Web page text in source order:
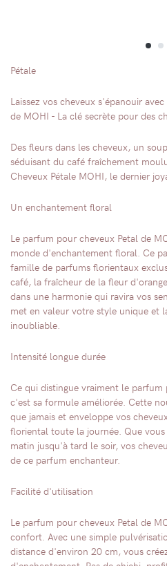
Pétale
Laissez vos cheveux s'épanouir
de MOHI - La clé secrète pour des
Des fleurs dans les cheveux, un
séduisant du café fraîchement
Cheveux Pétale MOHI, le dernier
Un enchantement floral
Le parfum pour cheveux Petal de
monde d'enchantement floral. Ce
famille de parfums florientaux
café, la fraîcheur de la fleur
dans une harmonie qui ravira vos
met en valeur votre style unique et
inoubliable.
Intensité longue durée
Ce qui distingue vraiment le
c'est sa formule améliorée. Cette
que jamais et enveloppe vos
floriental toute la journée. Que
matin jusqu'à tard le soir, vos
de ce parfum enchanteur.
Facilité d'utilisation
Le parfum pour cheveux Petal de
confort. Avec une simple
distance d'environ 20 cm, vous